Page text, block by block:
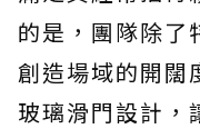
的是，團隊除了
創造場域的開闊
玻璃滑門設計，